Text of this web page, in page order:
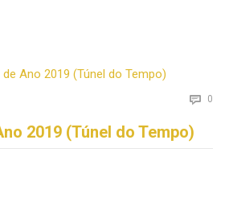
 0
2019 (Túnel do Tempo)